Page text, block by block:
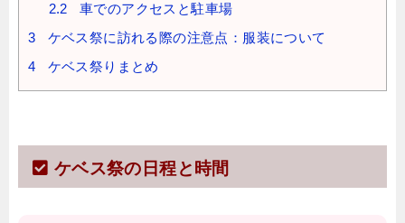
2.2 車でのアクセスと駐車場
3 ケベス祭に訪れる際の注意点：服装について
4 ケベス祭りまとめ
ケベス祭の日程と時間